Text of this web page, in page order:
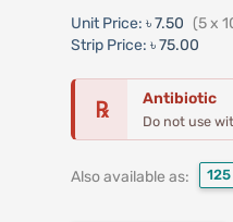
Unit Price: ৳ 7.50 (5 x
Strip Price: ৳ 75.00
℞ Antibiotic
Do not use
Also available as: